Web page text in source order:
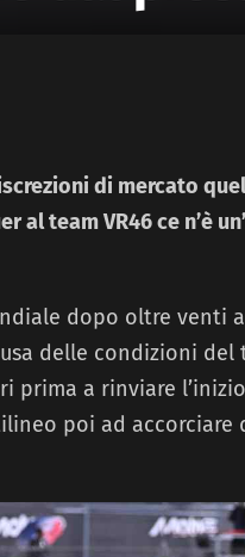
di mercato
al team VR46 ce n’è
dopo oltre venti
delle condizioni del
prima a rinviare
poi ad accorciare